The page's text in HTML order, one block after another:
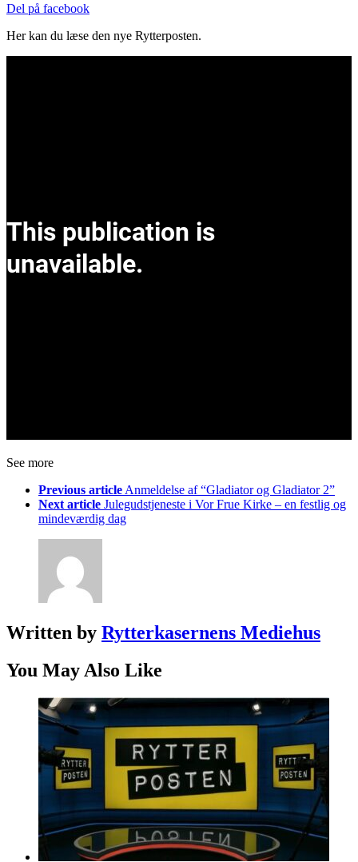
Del på facebook
Her kan du læse den nye Rytterposten.
See more
Previous article Anmeldelse af “Gladiator og Gladiator 2”
Next article Julegudstjeneste i Vor Frue Kirke – en festlig og
mindeværdig dag
Written by Rytterkasernens Mediehus
You May Also Like